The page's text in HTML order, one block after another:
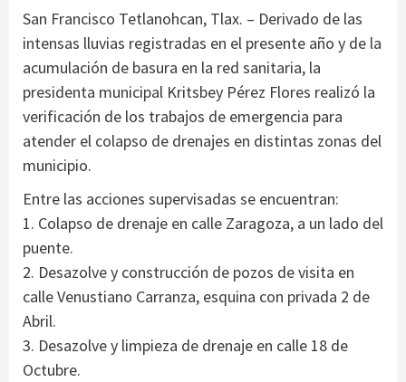
San Francisco Tetlanohcan, Tlax. – Derivado de las
intensas lluvias registradas en el presente año y de la
acumulación de basura en la red sanitaria, la
presidenta municipal Kritsbey Pérez Flores realizó la
verificación de los trabajos de emergencia para
atender el colapso de drenajes en distintas zonas del
municipio.
Entre las acciones supervisadas se encuentran:
1. Colapso de drenaje en calle Zaragoza, a un lado del
puente.
2. Desazolve y construcción de pozos de visita en
calle Venustiano Carranza, esquina con privada 2 de
Abril.
3. Desazolve y limpieza de drenaje en calle 18 de
Octubre.